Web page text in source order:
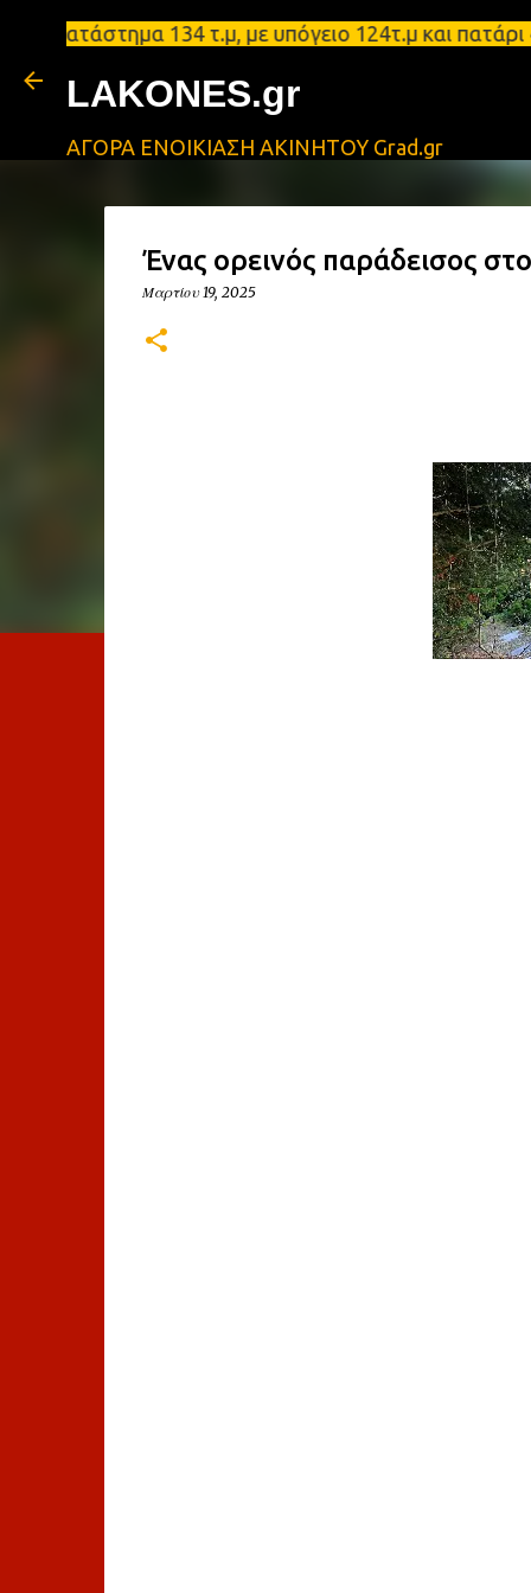
134 τ.μ, με υπόγειο 124τ.μ και
LAKONES.gr
ΑΓΟΡΑ ΕΝΟΙΚΙΑΣΗ ΑΚΙΝΗΤΟΥ Grad.gr
Ένας ορεινός παράδεισος
Μαρτίου 19, 2025